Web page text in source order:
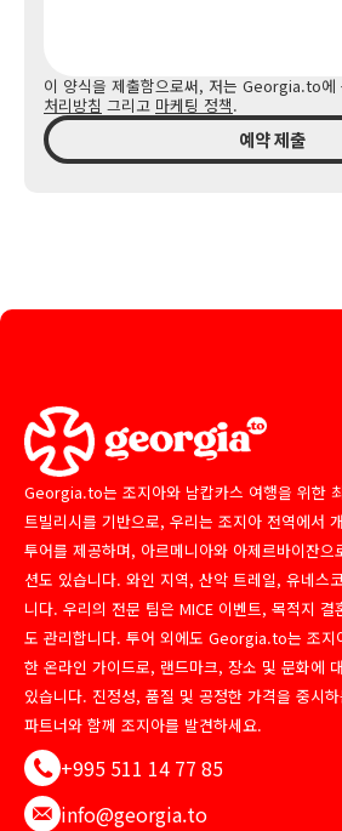
이 양식을 제출함으로써, 저는 Georgia.to에
처리방침 그리고 마케팅 정책.
예약 제출
Georgia.to는 조지아와 남캅카스 여행을 위한
트빌리시를 기반으로, 우리는 조지아 전역에서
투어를 제공하며, 아르메니아와 아제르바이잔으
션도 있습니다. 와인 지역, 산악 트레일, 유네스
니다. 우리의 전문 팀은 MICE 이벤트, 목적지 결
도 관리합니다. 투어 외에도 Georgia.to는 조지
한 온라인 가이드로, 랜드마크, 장소 및 문화에
있습니다. 진정성, 품질 및 공정한 가격을 중시
파트너와 함께 조지아를 발견하세요.
+995 511 14 77 85
info@georgia.to